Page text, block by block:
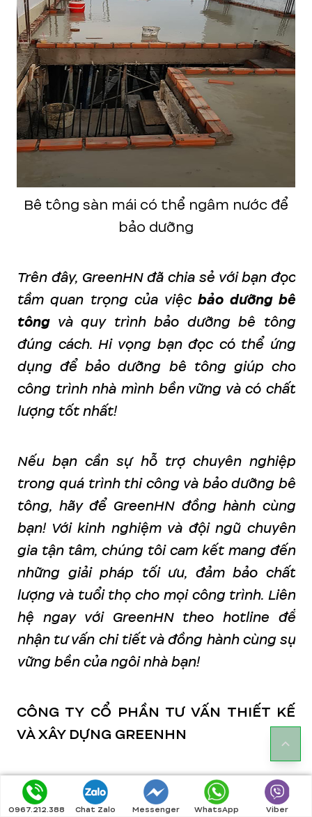
Bê tông sàn mái có thể ngâm nước để
bảo dưỡng
Trên đây, GreenHN đã chia sẻ với bạn đọc
tầm quan trọng của việc bảo dưỡng bê
tôngvà quy trình bảo dưỡng bê tông
đúng cách. Hi vọng bạn đọc có thể ứng
dụng để bảo dưỡng bê tông giúp cho
công trình nhà mình bền vững và có chất
lượng tốt nhất!
Nếu bạn cần sự hỗ trợ chuyên nghiệp
trong quá trình thi công và bảo dưỡng bê
tông, hãy để GreenHN đồng hành cùng
bạn! Với kinh nghiệm và đội ngũ chuyên
gia tận tâm, chúng tôi cam kết mang đến
những giải pháp tối ưu, đảm bảo chất
lượng và tuổi thọ cho mọi công trình. Liên
hệ ngay với GreenHN theo hotline để
nhận tư vấn chi tiết và đồng hành cùng sự
vững bền của ngôi nhà bạn!
CÔNG TY CỔ PHẦN TƯ VẤN THIẾT KẾ
VÀ XÂY DỰNG GREENHN
BT1-16 Khu nhà ở cho CBCS cục B42,
B57- Tổng cục V, Bộ Công An - X.Tân
0967.212.388 Chat Zalo Messenger WhatsApp Viber